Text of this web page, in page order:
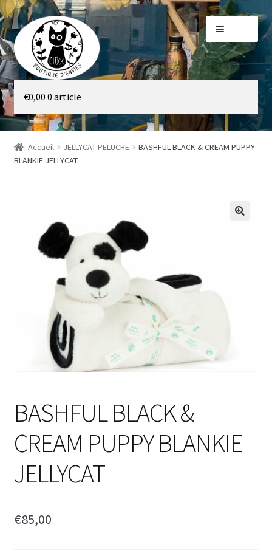
Aller
à
la
navigation
Aller
au
contenu
Galerie
Boutique
€0,00 0 article
Accueil JELLYCAT PELUCHE
BASHFUL BLACK & CREAM PUPPY
BLANKIE JELLYCAT
BASHFUL BLACK &
CREAM PUPPY BLANKIE
JELLYCAT
€85,00